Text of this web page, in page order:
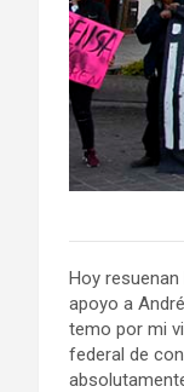
Hoy
apoyo a
temo por mi
federal de